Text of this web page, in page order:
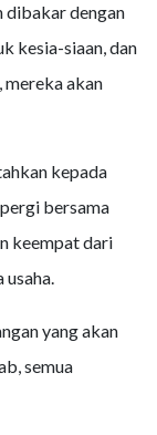
dibakar dengan
kesia-siaan, dan
mereka akan
kepada
bersama
keempat dari
usaha.
yang akan
semua